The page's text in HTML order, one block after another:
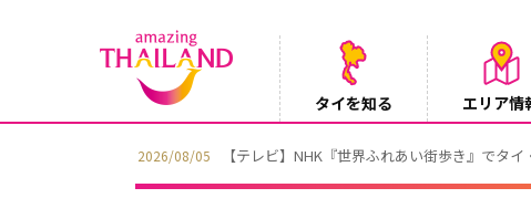
タイを知る エリア情
2026/08/05 【テレビ】NHK『世界ふれあい街歩き』でタ